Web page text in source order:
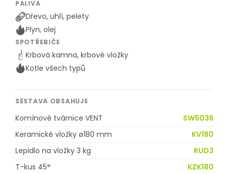
PALIVA
Dřevo, uhlí, pelety
Plyn, olej
SPOTŘEBIČE
Krbová kamna, krbové vložky
Kotle všech typů
SESTAVA OBSAHUJE
Komínové tvárnice VENT
SW5036
Keramické vložky ø180 mm
KV180
Lepidlo na vložky 3 kg
RUD3
T-kus 45°
KZK180